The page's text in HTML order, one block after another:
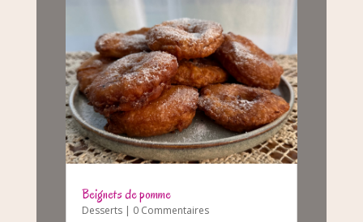
Beignets de pomme
Desserts| 0 Commentaires